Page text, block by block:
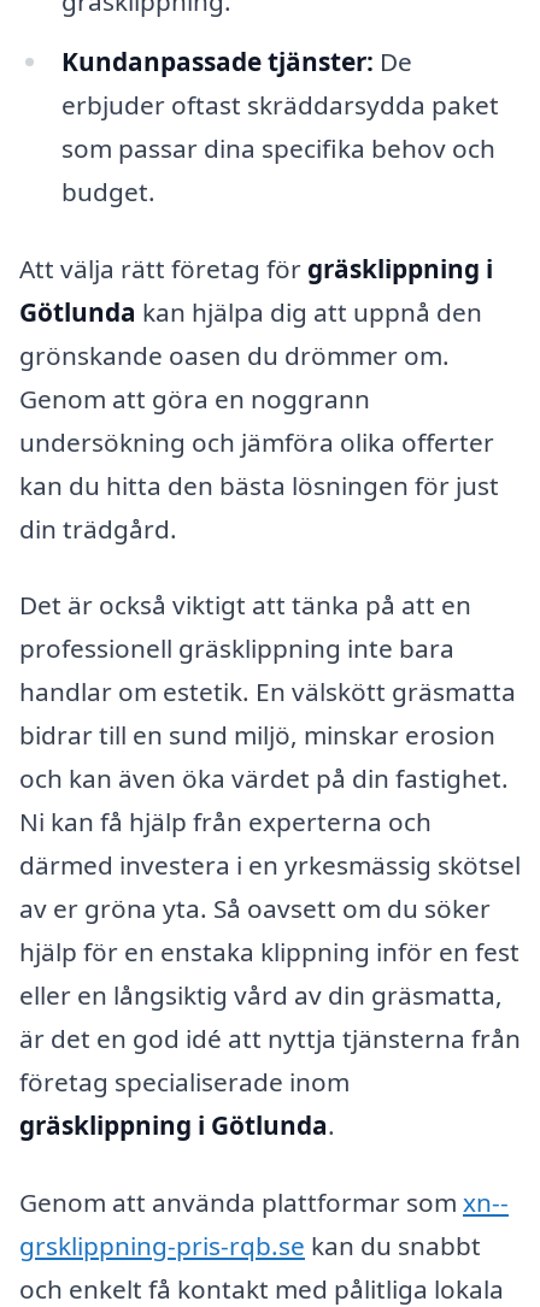
Kundanpassade tjänster: De
erbjuder oftast skräddarsydda paket
som passar dina specifika behov och
budget.
Att välja rätt företag för gräsklippning i
Götlunda kan hjälpa dig att uppnå den
grönskande oasen du drömmer om.
Genom att göra en noggrann
undersökning och jämföra olika offerter
kan du hitta den bästa lösningen för just
din trädgård.
Det är också viktigt att tänka på att en
professionell gräsklippning inte bara
handlar om estetik. En välskött gräsmatta
bidrar till en sund miljö, minskar erosion
och kan även öka värdet på din fastighet.
Ni kan få hjälp från experterna och
därmed investera i en yrkesmässig skötsel
av er gröna yta. Så oavsett om du söker
hjälp för en enstaka klippning inför en fest
eller en långsiktig vård av din gräsmatta,
är det en god idé att nyttja tjänsterna från
företag specialiserade inom
gräsklippning i Götlunda.
Genom att använda plattformar som xn--
grsklippning-pris-rqb.se kan du snabbt
och enkelt få kontakt med pålitliga lokala